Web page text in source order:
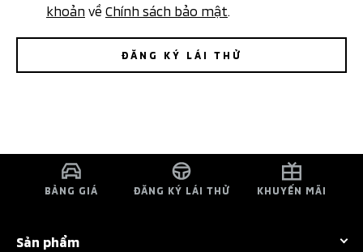
khoản về Chính sách bảo mật
ĐĂNG KÝ LÁI THỬ
BẢNG GIÁ ĐĂNG KÝ LÁI THỬ KHUYẾN MÃI
Sản phẩm